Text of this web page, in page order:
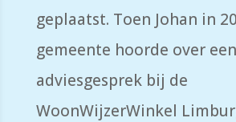
geplaatst. Toen Johan in
gemeente hoorde over een
adviesgesprek bij de
WoonWijzerWinkel